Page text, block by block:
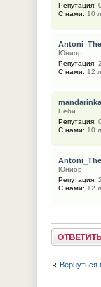
Репутация: 0
С нами: 10
Юниор
Репутация:
С нами: 12
mandarinka
Беби
Репутация: 0
С нами: 10
Юниор
Репутация:
С нами: 12
Ответить
Вернуться